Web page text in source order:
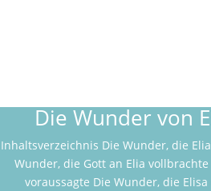
Die Wunder von
Inhaltsverzeichnis Die Wunder, die
Wunder, die Gott an Elia
voraussagte Die Wunder, die